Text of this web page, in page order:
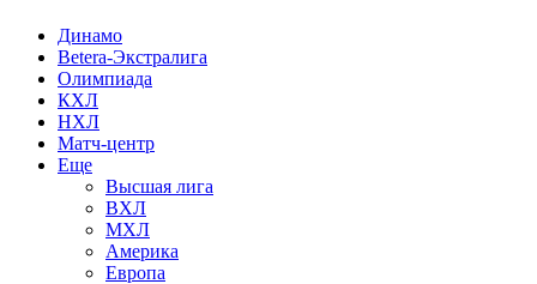
Динамо
Betera-Экстралига
Олимпиада
КХЛ
НХЛ
Матч-центр
Еще
Высшая лига
ВХЛ
МХЛ
Америка
Европа